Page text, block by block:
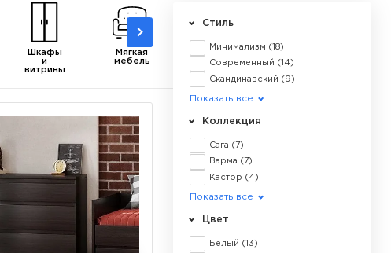
Стиль
Минимализм (18)
Современный (14)
Скандинавский (9)
Кантри(7)
Показать все
Коллекция
Сага (7)
Варма (7)
Кастор (4)
Сириус(3)
Мальта
МАКС(3)
Показать все
Цвет
Белый (13)
Шкафы
и
витрины
Мягкая
мебель
письменные